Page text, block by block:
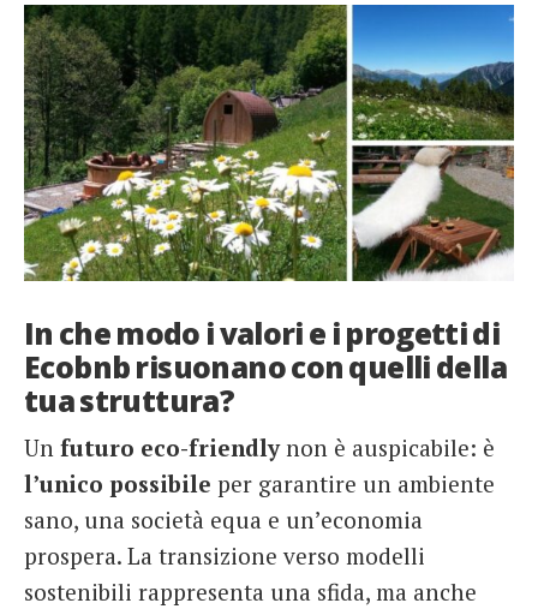
In che modo i valori e i progetti di
Ecobnb risuonano con quelli della
tua struttura?
Un futuro eco-friendlynon è auspicabile: è
l’unico possibile per garantire un ambiente
sano, una società equa e un’economia
prospera. La transizione verso modelli
sostenibili rappresenta una sfida, ma anche